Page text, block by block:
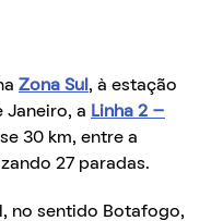
Zona Sul , à estação
Janeiro, a Linha 2 –
30 km, entre a
27 paradas.
no sentido Botafogo,